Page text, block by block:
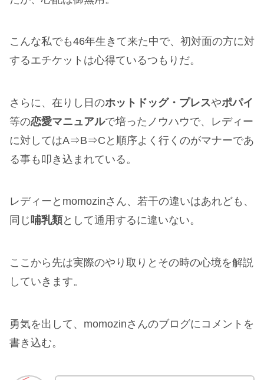
こんな私でも46年生きて来た中で、初対面の方に対
するエチケットは心得ているつもりだ。
さらに、在りし日のホットドッグ・プレスやポパイ
等の恋愛マニュアルで培ったノウハウで、レディー
に対してはA⇒B⇒Cと順序よく行くのがマナーであ
る事も叩き込まれている。
レディーとmomozinさん、若干の違いはあれども、
同じ哺乳類として通用するに違いない。
ここから先は実際のやり取りとその時の心境を解説
していきます。
勇気を出して、momozinさんのブログにコメントを
書き込む。